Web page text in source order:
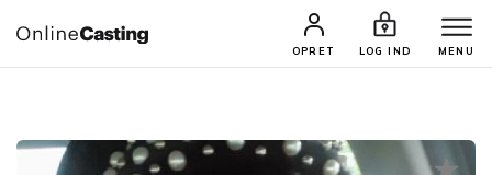
OPRET LOG IND MENU
CASTINGS & JOBS SØG PROFIL